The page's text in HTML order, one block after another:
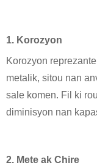
1. Korozyon
Korozyon
metalik, sitou nan
sale komen. Fil ki
diminisyon nan
2. Mete ak Chire